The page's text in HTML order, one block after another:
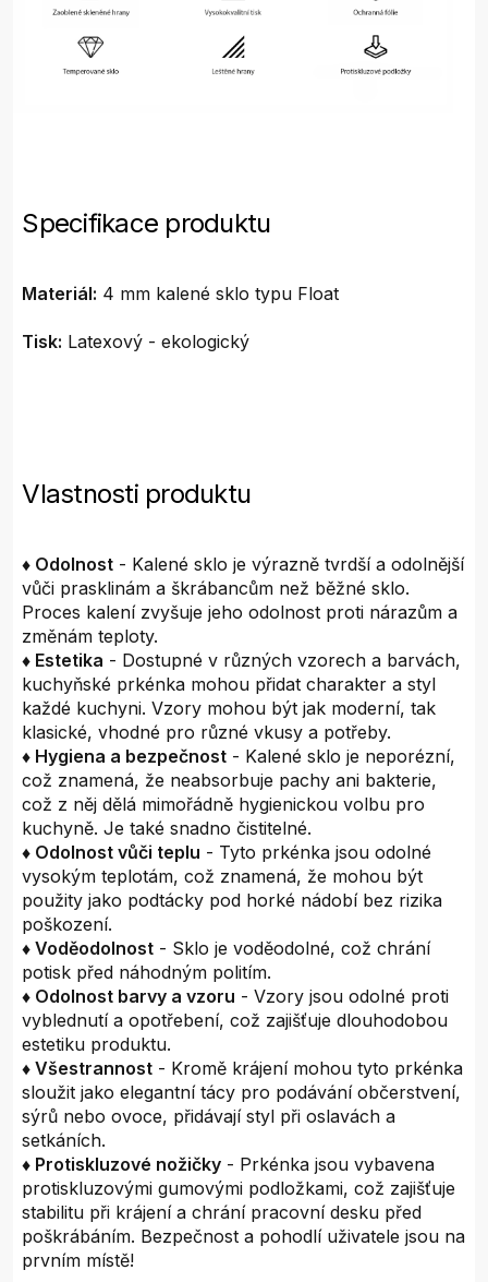
Specifikace produktu
Materiál: 4 mm kalené sklo typu Float
Tisk: Latexový - ekologický
Vlastnosti produktu
♦ Odolnost - Kalené sklo je výrazně tvrdší a odolnější
vůči prasklinám a škrábancům než běžné sklo.
Proces kalení zvyšuje jeho odolnost proti nárazům a
změnám teploty.
♦ Estetika - Dostupné v různých vzorech a barvách,
kuchyňské prkénka mohou přidat charakter a styl
každé kuchyni. Vzory mohou být jak moderní, tak
klasické, vhodné pro různé vkusy a potřeby.
♦ Hygiena a bezpečnost - Kalené sklo je neporézní,
což znamená, že neabsorbuje pachy ani bakterie,
což z něj dělá mimořádně hygienickou volbu pro
kuchyně. Je také snadno čistitelné.
♦ Odolnost vůči teplu - Tyto prkénka jsou odolné
vysokým teplotám, což znamená, že mohou být
použity jako podtácky pod horké nádobí bez rizika
poškození.
♦ Voděodolnost - Sklo je voděodolné, což chrání
potisk před náhodným politím.
♦ Odolnost barvy a vzoru - Vzory jsou odolné proti
vyblednutí a opotřebení, což zajišťuje dlouhodobou
estetiku produktu.
♦ Všestrannost - Kromě krájení mohou tyto prkénka
sloužit jako elegantní tácy pro podávání občerstvení,
sýrů nebo ovoce, přidávají styl při oslavách a
setkáních.
♦ Protiskluzové nožičky - Prkénka jsou vybavena
protiskluzovými gumovými podložkami, což zajišťuje
stabilitu při krájení a chrání pracovní desku před
poškrábáním. Bezpečnost a pohodlí uživatele jsou na
prvním místě!